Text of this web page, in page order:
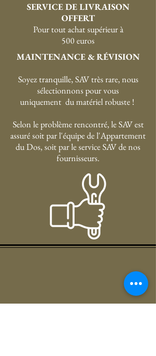
SERVICE DE LIVRAISON
OFFERT
Pour tout achat supérieur à
500 euros
MAINTENANCE & RÉVISION
Soyez tranquille, SAV très rare, nous
sélectionnons pour vous
uniquement du matériel robuste !
Selon le problème rencontré, le SAV est
assuré soit par l'équipe de l'Appartement
du Dos, soit par le service SAV de nos
fournisseurs.